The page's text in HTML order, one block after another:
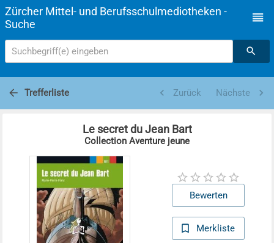
Zürcher Mittel- und Berufsschulmediotheken -
Suche
Suchbegriff(e) eingeben
Trefferliste Zurück Nächste
Le secret du Jean Bart
Collection Aventure jeune
Bewerten
Merkliste